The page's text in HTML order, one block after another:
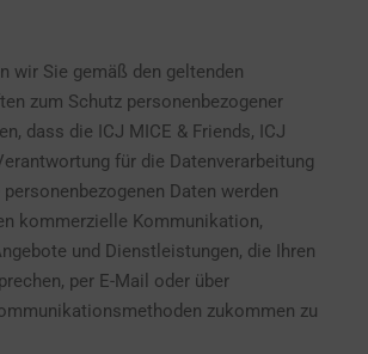
wir Sie gemäß den geltenden
zum Schutz personenbezogener
dass die ICJ MICE & Friends, ICJ
für die Datenverarbeitung
Daten werden
kommerzielle Kommunikation,
und Dienstleistungen, die Ihren
per E-Mail oder über
zukommen zu